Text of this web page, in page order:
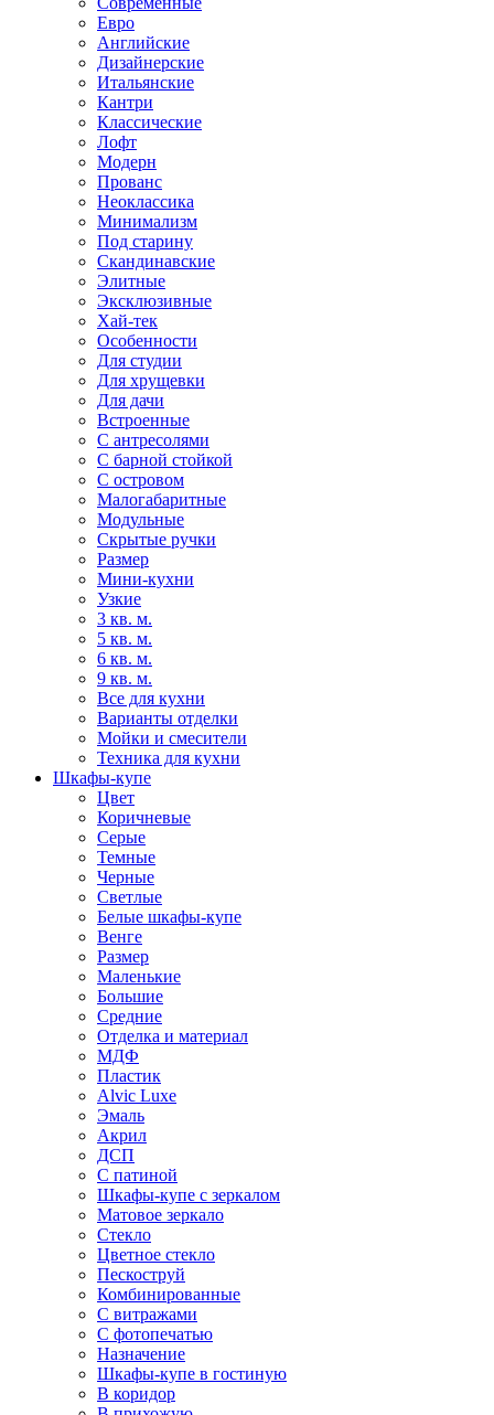
Евро
Английские
Дизайнерские
Итальянские
Кантри
Классические
Лофт
Модерн
Прованс
Неоклассика
Минимализм
Под старину
Скандинавские
Элитные
Эксклюзивные
Хай-тек
Особенности
Для студии
Для хрущевки
Для дачи
Встроенные
С антресолями
С барной стойкой
С островом
Малогабаритные
Модульные
Скрытые ручки
Размер
Мини-кухни
Узкие
3 кв. м.
5 кв. м.
6 кв. м.
9 кв. м.
Все для кухни
Варианты отделки
Мойки и смесители
Техника для кухни
Шкафы-купе
Цвет
Коричневые
Серые
Темные
Черные
Светлые
Белые шкафы-купе
Венге
Размер
Маленькие
Большие
Средние
Отделка и материал
МДФ
Пластик
Alvic Luxe
Эмаль
Акрил
ДСП
С патиной
Шкафы-купе с зеркалом
Матовое зеркало
Стекло
Цветное стекло
Пескоструй
Комбинированные
С витражами
С фотопечатью
Назначение
Шкафы-купе в гостиную
В коридор